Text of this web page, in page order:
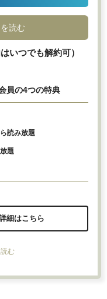
読む
いつでも解約可）
員の4つの特典
読み放題
題
細はこちら
む